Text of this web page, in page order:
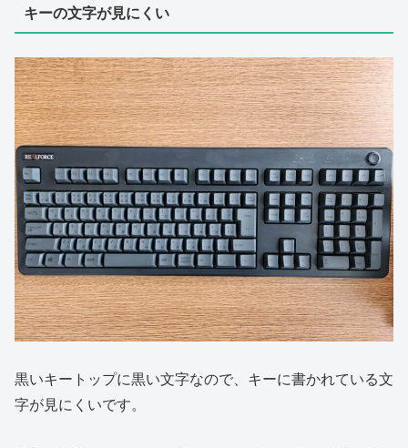
キーの文字が見にくい
黒いキートップに黒い文字なので、キーに書かれている文
字が見にくいです。